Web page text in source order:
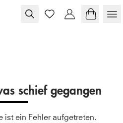
schief gegangen
ist ein Fehler aufgetreten.